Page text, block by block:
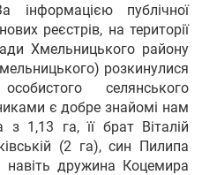
публічної
реєстрів, на території
Хмельницького району
розкинулися
селянського
є добре знайомі нам
1,13 га, її брат Віталій
(2 га), син Пилипа
навіть дружина Коцемира